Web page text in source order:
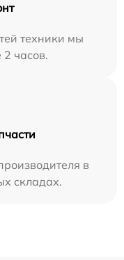
техники мы
2 часов.
в
складах.